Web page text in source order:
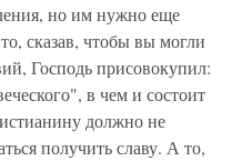
но им нужно еще
сказав, чтобы вы могли
Господь присовокупил:
в чем и состоит
должно не
получить славу. А то,